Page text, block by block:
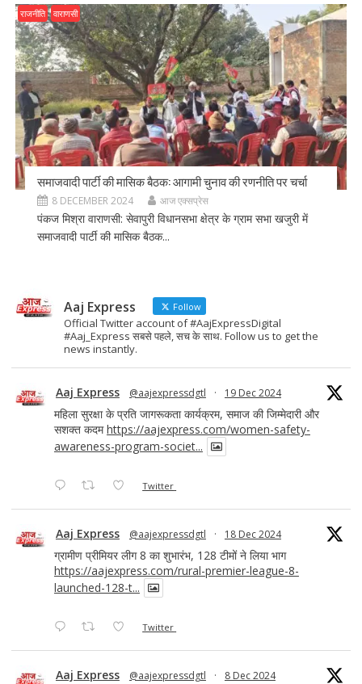
राजनीति वाराणसी
समाजवादी पार्टी की मासिक बैठक: आगामी चुनाव की रणनीति पर चर्चा
8 DECEMBER 2024 आज एक्सप्रेस
पंकज मिश्रा वाराणसी: सेवापुरी विधानसभा क्षेत्र के ग्राम सभा खजुरी में
समाजवादी पार्टी की मासिक बैठक...
Aaj Express Follow
Official Twitter account of #AajExpressDigital
#Aaj_Express सबसे पहले, सच के साथ. Follow us to get the
news instantly.
Aaj Express @aajexpressdgtl · 19 Dec 2024
महिला सुरक्षा के प्रति जागरूकता कार्यक्रम, समाज की जिम्मेदारी और
सशक्त कदमhttps://aajexpress.com/women-safety-
awareness-program-societ...
Twitter
Aaj Express @aajexpressdgtl · 18 Dec 2024
ग्रामीण प्रीमियर लीग 8 का शुभारंभ, 128 टीमों ने लिया भाग
https://aajexpress.com/rural-premier-league-8-
launched-128-t...
Twitter
Aaj Express @aajexpressdgtl · 8 Dec 2024